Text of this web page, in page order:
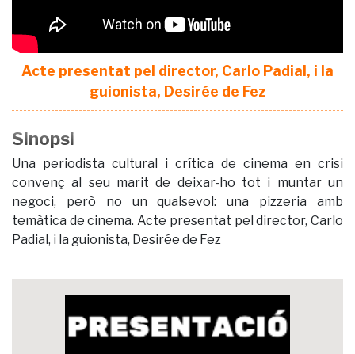
Acte presentat pel director, Carlo Padial, i la
guionista, Desirée de Fez
Sinopsi
Una periodista cultural i crítica de cinema en crisi
convenç al seu marit de deixar-ho tot i muntar un
negoci, però no un qualsevol: una pizzeria amb
temàtica de cinema. Acte presentat pel director, Carlo
Padial, i la guionista, Desirée de Fez